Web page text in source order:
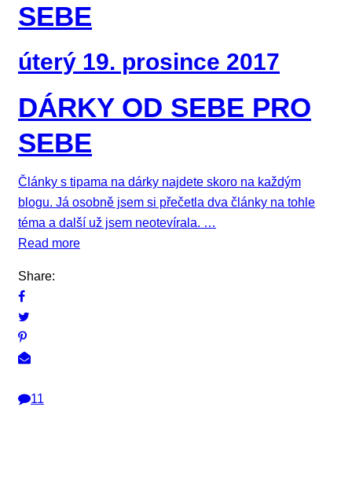
SEBE
úterý 19. prosince 2017
DÁRKY OD SEBE PRO
SEBE
Články s tipama na dárky najdete skoro na každým
blogu. Já osobně jsem si přečetla dva články na tohle
téma a další už jsem neotevírala. …
Read more
Share:
11